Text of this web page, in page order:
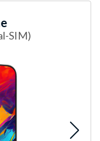
SIM)